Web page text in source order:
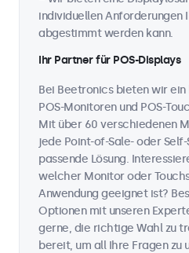
individuellen Anforderungen
abgestimmt werden kann.
Ihr Partner für POS-Displays
Bei Beetronics bieten wir
POS-Monitoren und POS-
Mit über 60 verschiedenen
jede Point-of-Sale- oder
passende Lösung.
welcher Monitor oder
Anwendung geeignet ist?
Optionen mit unseren
gerne, die richtige Wahl zu
bereit, um all Ihre Fragen zu